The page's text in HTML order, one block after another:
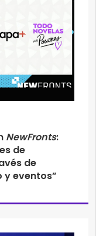
NewFronts:
de
de
eventos”